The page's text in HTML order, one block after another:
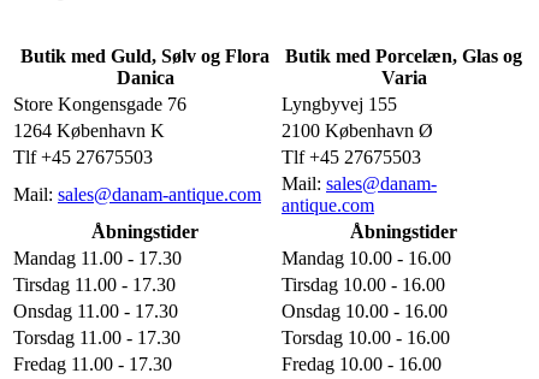
Butik med Guld, Sølv og Flora
Danica
Butik med Porcelæn, Glas og
Varia
Store Kongensgade 76
Lyngbyvej 155
1264 København K
2100 København Ø
Tlf +45 27675503
Tlf +45 27675503
Mail: sales@danam-antique.com
Mail: sales@danam-
antique.com
Åbningstider
Åbningstider
Mandag 11.00 - 17.30
Mandag 10.00 - 16.00
Tirsdag 11.00 - 17.30
Tirsdag 10.00 - 16.00
Onsdag 11.00 - 17.30
Onsdag 10.00 - 16.00
Torsdag 11.00 - 17.30
Torsdag 10.00 - 16.00
Fredag 11.00 - 17.30
Fredag 10.00 - 16.00